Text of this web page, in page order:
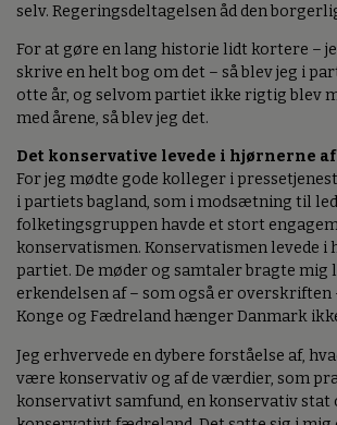
selv. Regeringsdeltagelsen åd den
For at gøre en lang historie lidt kortere –
skrive en helt bog om det – så blev jeg i
otte år, og selvom partiet ikke rigtig blev
med årene, så blev jeg det.
Det konservative levede i hjørnerne
For jeg mødte gode kolleger i
i partiets bagland, som i modsætning til
folketingsgruppen havde et stort
konservatismen. Konservatismen levede i
partiet. De møder og samtaler bragte
erkendelsen af – som også er overskriften
Konge og Fædreland hænger Danmark
Jeg erhvervede en dybere forståelse af,
være konservativ og af de værdier, som
konservativt samfund, en konservativ stat